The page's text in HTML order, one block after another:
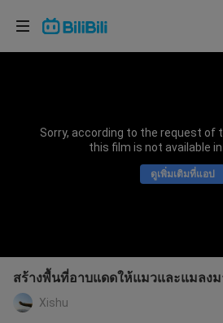
Sorry, according to the request of
this film is not available in
ดูเพิ่มเติมที่แอป
สร้างพื้นที่อาบแดดให้แมวและแมลง
Xishu
เลือกภาษา